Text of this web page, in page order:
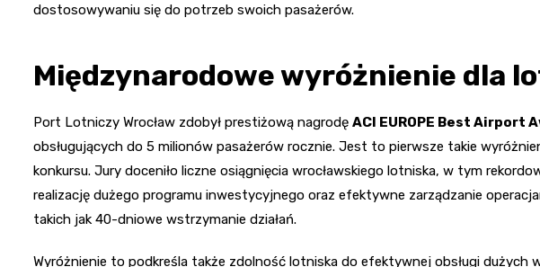
dostosowywaniu się do potrzeb swoich pasażerów.
Międzynarodowe wyróżnienie dla
Port Lotniczy Wrocław zdobył prestiżową nagrodę ACI EUROPE Best Airport
obsługujących do 5 milionów pasażerów rocznie. Jest to pierwsze takie
konkursu. Jury doceniło liczne osiągnięcia wrocławskiego lotniska, w tym
realizację dużego programu inwestycyjnego oraz efektywne zarządzanie
takich jak 40-dniowe wstrzymanie działań.
Wyróżnienie to podkreśla także zdolność lotniska do efektywnej obsługi dużych